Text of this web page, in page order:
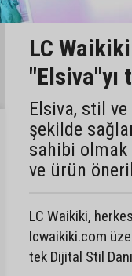
LC
"Elsiva"yı
Elsiva, stil
şekilde
sahibi
ve ürün
LC Waikiki,
lcwaikiki.com
tek Dijital Stil